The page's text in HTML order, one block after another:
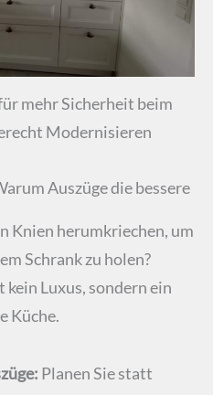
mehr Sicherheit beim
Modernisieren
Auszüge die bessere
Knien herumkriechen, um
Schrank zu holen?
Luxus, sondern ein
Küche.
Planen Sie statt